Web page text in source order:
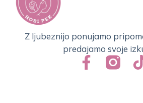
Z ljubeznijo ponujamo
predajamo svoje